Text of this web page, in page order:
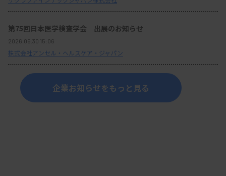
第75回日本医学検査学会 出展のお知らせ
2026.06.30 15:06
株式会社アンセル・ヘルスケア・ジャパン
企業お知らせをもっと見る